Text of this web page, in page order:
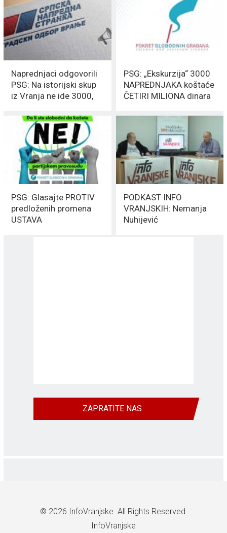
Naprednjaci odgovorili
PSG: Na istorijski skup
iz Vranja ne ide 3000,
PSG: „Ekskurzija“ 3000
NAPREDNJAKA koštaće
ČETIRI MILIONA dinara
PSG: Glasajte PROTIV
predloženih promena
USTAVA
PODKAST INFO
VRANJSKIH: Nemanja
Nuhijević
ZAPRATITE NAS
© 2026 InfoVranjske. All Rights Reserved.
InfoVranjske